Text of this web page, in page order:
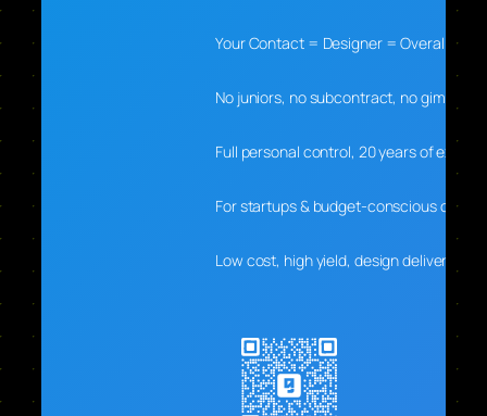
Your Contact = Designer = Overall Lead
No juniors, no subcontract, no gimmicks
Full personal control, 20 years of
For startups & budget-conscious clients
Low cost, high yield, design delivers